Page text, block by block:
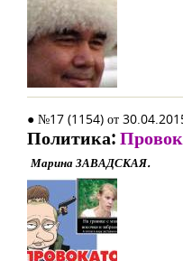
● №17 (1154) от
Политика:
Марина ЗАВАДСКАЯ.